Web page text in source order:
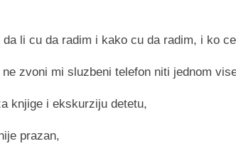
li cu da radim i kako cu da radim, i ko
zvoni mi sluzbeni telefon niti jednom
knjige i ekskurziju detetu,
prazan,